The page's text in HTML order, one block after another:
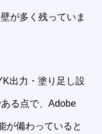
が多く残っていま
出力・塗り足し設
る点で、Adobe
が備わっていると